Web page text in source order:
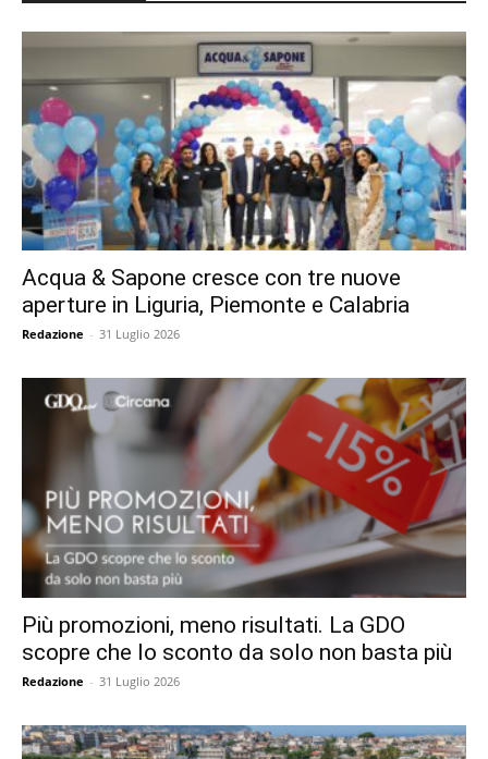
Acqua & Sapone cresce con tre nuove
aperture in Liguria, Piemonte e Calabria
Redazione - 31 Luglio 2026
Più promozioni, meno risultati. La GDO
scopre che lo sconto da solo non basta più
Redazione - 31 Luglio 2026